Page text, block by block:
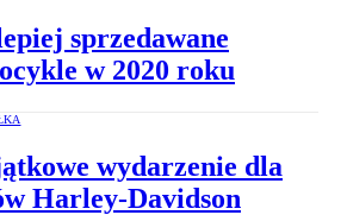
sprzedawane
w 2020 roku
wydarzenie dla
Harley-Davidson